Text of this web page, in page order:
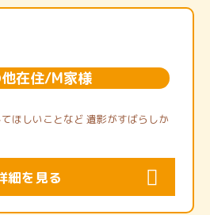
在住/M家様
ほしいことなど 遺影がすばらしか
細を見る